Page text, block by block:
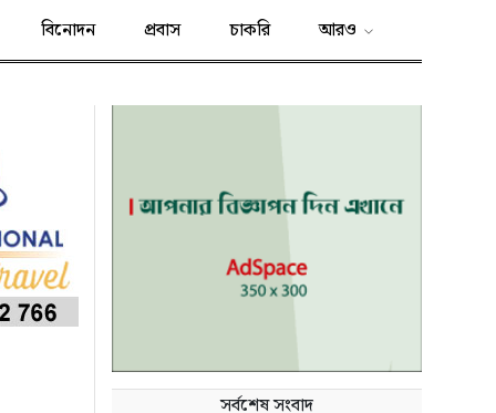
বিনোদন প্রবাস চাকরি আরও
সর্বশেষ সংবাদ